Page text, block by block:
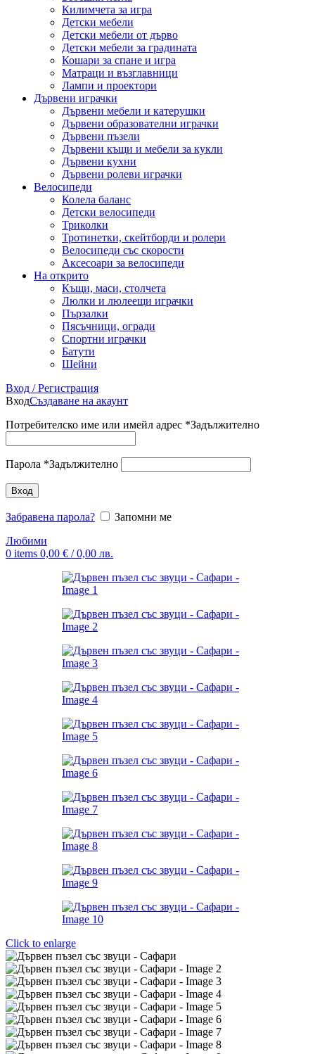
Килимчета за игра
Детски мебели
Детски мебели от дърво
Детски мебели за градината
Кошари за спане и игра
Матраци и възглавници
Лампи и проектори
Дървени играчки
Дървени мебели и катерушки
Дървени образователни играчки
Дървени пъзели
Дървени къщи и мебели за кукли
Дървени кухни
Дървени ролеви играчки
Велосипеди
Колела баланс
Детски велосипеди
Триколки
Тротинетки, скейтборди и ролери
Велосипеди със скорости
Аксесоари за велосипеди
На открито
Къщи, маси, столчета
Люлки и люлеещи играчки
Пързалки
Пясъчници, огради
Спортни играчки
Батути
Шейни
Вход / Регистрация
ВходСъздаване на акаунт
Потребителско име или имейл адрес *Задължително
Парола *Задължително
Вход
Забравена парола?
Запомни ме
Любими
0 items 0,00 € / 0,00 лв.
Click to enlarge